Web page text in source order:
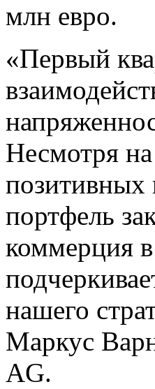
млн евро.
«Первый
Несмотря
позитивных
портфель
коммерция
нашего
Маркус
AG.